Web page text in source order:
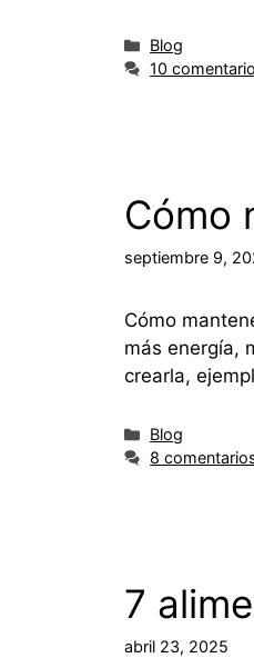
Blog
10
Cómo
septiembre 9,
Cómo
más energía,
crearla,
Blog
8
7
abril 23, 2025